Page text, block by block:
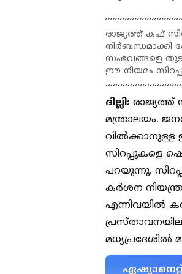
രാജ്യത്ത് കഫ്
നിർബന്ധമാക്കി
സംഭവങ്ങളെ
ഈ നിയമം
ദില്ലി: രാജ്യത്ത്
മന്ത്രാലയം.
വിൽക്കാനുള്ള
സിറപ്പുകളെ
പറയുന്നു.
കർശന
എന്നിവയിൽ